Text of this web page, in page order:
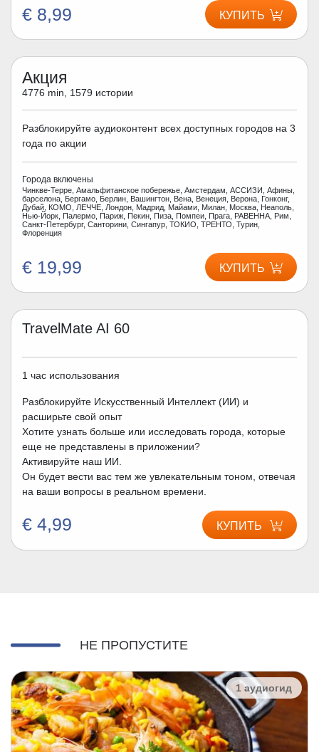
€ 8,99 КУПИТЬ
Акция
4776 min, 1579 истории
Разблокируйте аудиоконтент всех доступных городов на 3
года по акции
Города включены
Чинкве-Терре, Амальфитанское побережье, Амстердам, АССИЗИ, Афины,
барселона, Бергамо, Берлин, Вашингтон, Вена, Венеция, Верона, Гонконг,
Дубай, КОМО, ЛЕЧЧЕ, Лондон, Мадрид, Майами, Милан, Москва, Неаполь,
Нью-Йорк, Палермо, Париж, Пекин, Пиза, Помпеи, Прага, РАВЕННА, Рим,
Санкт-Петербург, Санторини, Сингапур, ТОКИО, ТРЕНТО, Турин,
Флоренция
€ 19,99 КУПИТЬ
TravelMate AI 60
1 час использования
Разблокируйте Искусственный Интеллект (ИИ) и
расширьте свой опыт
Хотите узнать больше или исследовать города, которые
еще не представлены в приложении?
Активируйте наш ИИ.
Он будет вести вас тем же увлекательным тоном, отвечая
на ваши вопросы в реальном времени.
€ 4,99 КУПИТЬ
НЕ ПРОПУСТИТЕ
1 аудиогид